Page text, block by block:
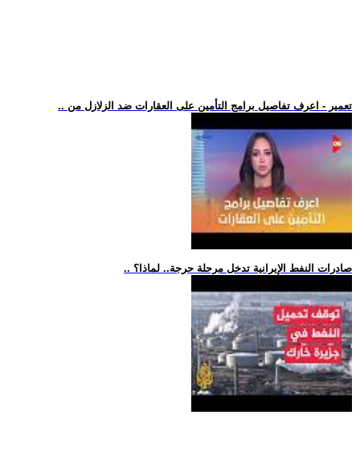
.. تعمير - اعرف تفاصيل برامج التأمين على العقارات ضد الزلازل من
.. صادرات النفط الإيرانية تدخل مرحلة حرجة.. لماذا؟